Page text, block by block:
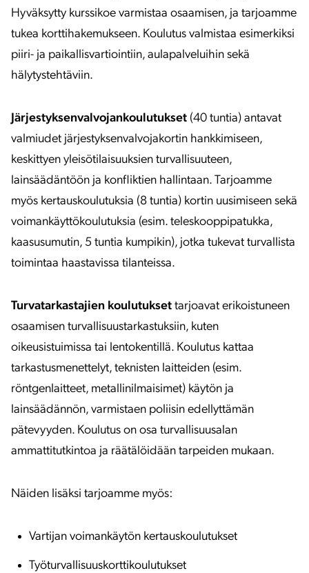
Hyväksytty kurssikoe varmistaa osaamisen, ja tarjoamme
tukea korttihakemukseen. Koulutus valmistaa esimerkiksi
piiri- ja paikallisvartiointiin, aulapalveluihin sekä
hälytystehtäviin.
Järjestyksenvalvojankoulutukset (40 tuntia) antavat
valmiudet järjestyksenvalvojakortin hankkimiseen,
keskittyen yleisötilaisuuksien turvallisuuteen,
lainsäädäntöön ja konfliktien hallintaan. Tarjoamme
myös kertauskoulutuksia (8 tuntia) kortin uusimiseen sekä
voimankäyttökoulutuksia (esim. teleskooppipatukka,
kaasusumutin, 5 tuntia kumpikin), jotka tukevat turvallista
toimintaa haastavissa tilanteissa.
Turvatarkastajien koulutukset tarjoavat erikoistuneen
osaamisen turvallisuustarkastuksiin, kuten
oikeusistuimissa tai lentokentillä. Koulutus kattaa
tarkastusmenettelyt, teknisten laitteiden (esim.
röntgenlaitteet, metallinilmaisimet) käytön ja
lainsäädännön, varmistaen poliisin edellyttämän
pätevyyden. Koulutus on osa turvallisuusalan
ammattitutkintoa ja räätälöidään tarpeiden mukaan.
Näiden lisäksi tarjoamme myös:
Vartijan voimankäytön kertauskoulutukset
Työturvallisuuskorttikoulutukset